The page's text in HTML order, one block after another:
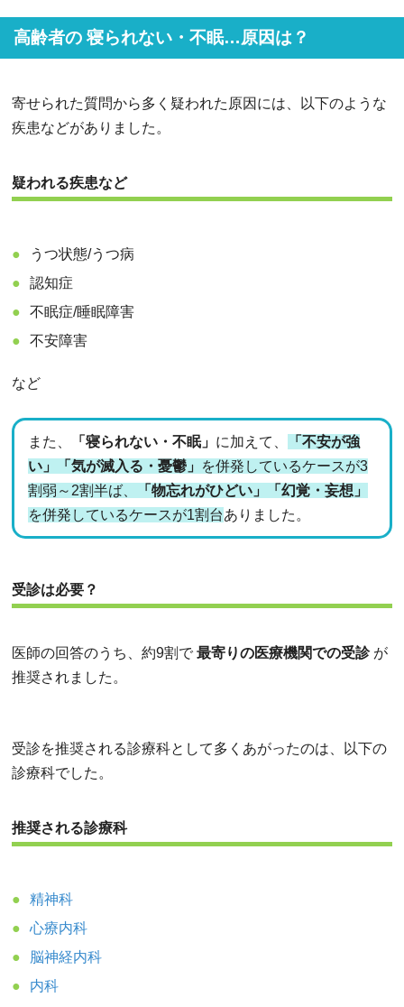
高齢者の 寝られない・不眠…原因は？
寄せられた質問から多く疑われた原因には、以下のような
疾患などがありました。
疑われる疾患など
うつ状態/うつ病
認知症
不眠症/睡眠障害
不安障害
など
また、 「寝られない・不眠」 に加えて、
「不安が強
い」「気が滅入る・憂鬱」 を併発しているケースが3
割弱～2割半ば、
「物忘れがひどい」「幻覚・妄想」
を併発しているケースが1割台ありました。
受診は必要？
医師の回答のうち、約9割で 最寄りの医療機関での受診 が
推奨されました。
受診を推奨される診療科として多くあがったのは、以下の
診療科でした。
推奨される診療科
精神科
心療内科
脳神経内科
内科